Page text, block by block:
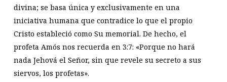
divina; se basa única y exclusivamente en una
iniciativa humana que contradice lo que el propio
Cristo estableció como Su memorial. De hecho, el
profeta Amós nos recuerda en 3:7: «Porque no hará
nada Jehová el Señor, sin que revele su secreto a sus
siervos, los profetas».